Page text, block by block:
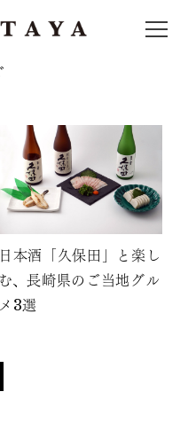
日本酒「久保田」と楽し
む、長崎県のご当地グル
メ3選